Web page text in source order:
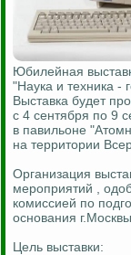
Юбилейная
"Наука и техника -
Выставка будет
с 4 сентября по 9
в павильоне
на территории
Организация
мероприятий ,
комиссией по
основания г.Москвы.
Цель выставки: